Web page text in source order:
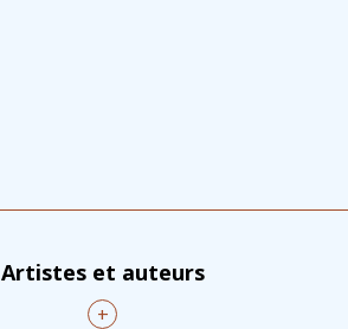
Artistes et auteurs
+